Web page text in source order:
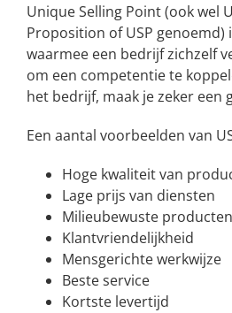
Unique Selling Point (ook wel
Proposition of USP genoemd)
waarmee een bedrijf zichzelf
om een competentie te
het bedrijf, maak je zeker een
Een aantal voorbeelden van
Hoge kwaliteit van
Lage prijs van diensten
Milieubewuste producten
Klantvriendelijkheid
Mensgerichte werkwijze
Beste service
Kortste levertijd